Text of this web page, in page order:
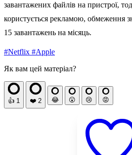
завантажених файлів на пристрої,
користується рекламою, обмеження
15 завантажень на місяць.
#Netflix #Apple
Як вам цей матеріал?
👍 1 ❤️ 2 😂 😮 😢 😡